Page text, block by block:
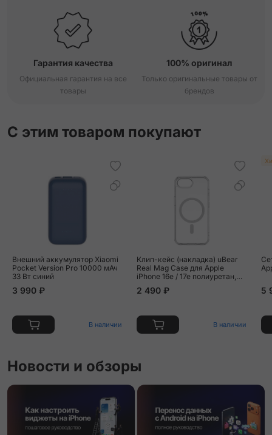
Гарантия качества
Официальная гарантия на все
товары
100% оригинал
Только оригинальные товары от
брендов
С этим товаром покупают
Внешний аккумулятор Xiaomi
Pocket Version Pro 10000 мАч
33 Вт синий
3 990 ₽
В наличии
Клип-кейс (накладка) uBear
Real Mag Case для Apple
iPhone 16e / 17e полиуретан,
2 490 ₽
В наличии
5
Новости и обзоры